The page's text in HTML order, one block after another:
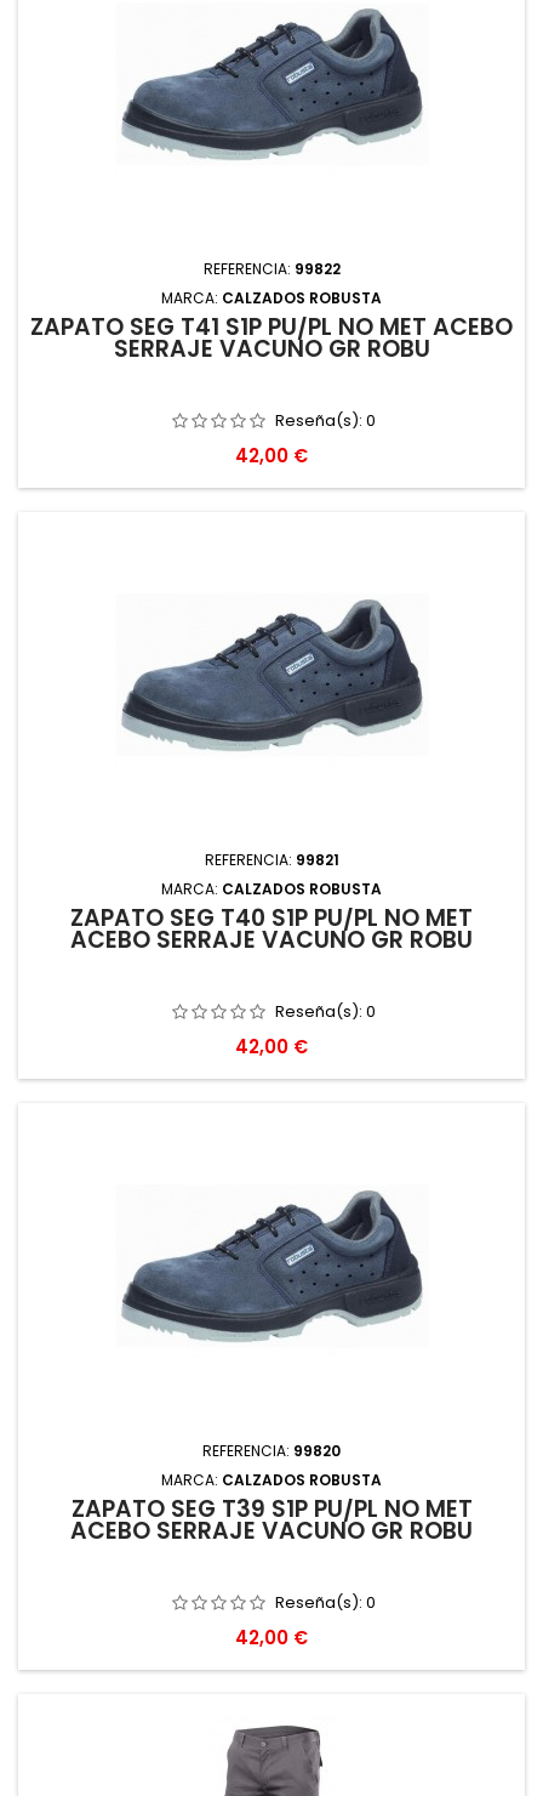
REFERENCIA: 99822
MARCA: CALZADOS ROBUSTA
ZAPATO SEG T41 S1P PU/PL NO MET ACEBO
SERRAJE VACUNO GR ROBU
Reseña(s): 0
Precio
42,00 €
REFERENCIA: 99821
MARCA: CALZADOS ROBUSTA
ZAPATO SEG T40 S1P PU/PL NO MET
ACEBO SERRAJE VACUNO GR ROBU
Reseña(s): 0
Precio
42,00 €
REFERENCIA: 99820
MARCA: CALZADOS ROBUSTA
ZAPATO SEG T39 S1P PU/PL NO MET
ACEBO SERRAJE VACUNO GR ROBU
Reseña(s): 0
Precio
42,00 €